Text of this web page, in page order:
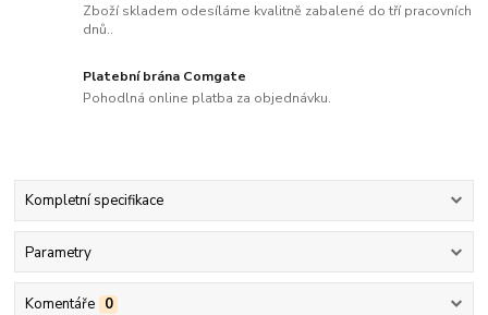
Zboží skladem odesíláme kvalitně zabalené do tří pracovních
dnů..
Platební brána Comgate
Pohodlná online platba za objednávku.
Kompletní specifikace
Parametry
Komentáře 0